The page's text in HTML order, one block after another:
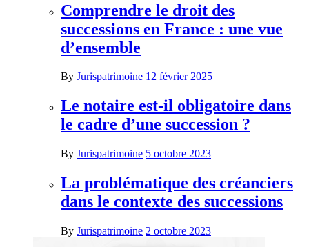
Comprendre le droit des
successions en France : une vue
d’ensemble
By Jurispatrimoine 12 février 2025
Le notaire est-il obligatoire dans
le cadre d’une succession ?
By Jurispatrimoine 5 octobre 2023
La problématique des créanciers
dans le contexte des successions
By Jurispatrimoine 2 octobre 2023